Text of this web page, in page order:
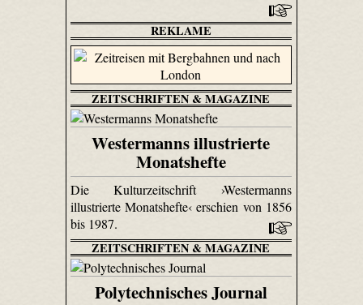
REKLAME
ZEITSCHRIFTEN & MAGAZINE
Westermanns illustrierte
Monatshefte
Die Kulturzeitschrift ›Westermanns
illustrierte Monatshefte‹ erschien von 1856
bis 1987.
ZEITSCHRIFTEN & MAGAZINE
Polytechnisches Journal